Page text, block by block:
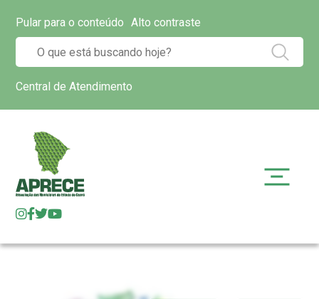
Pular para o conteúdo Alto contraste
Central de Atendimento